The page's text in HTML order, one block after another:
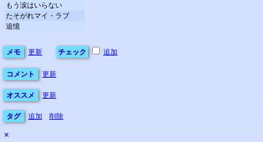
もう涙はいらない
たそがれマイ・ラブ
追憶
メモ 更新 チェック 追加
コメント 更新
オススメ 更新
タグ 追加 削除
✕